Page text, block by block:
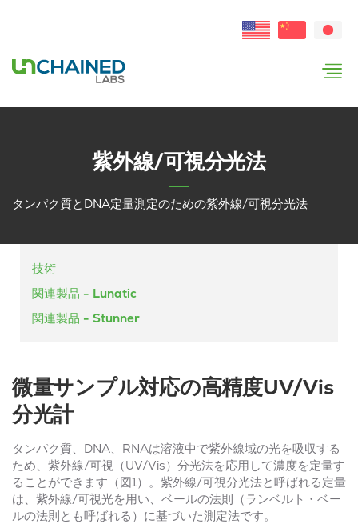
紫外線/可視分光法
タンパク質とDNA定量測定のための紫外線/可視分光法
技術
関連製品 - Lunatic
関連製品 - Stunner
微量サンプル対応の高精度UV/Vis
分光計
タンパク質、DNA、RNAは溶液中で紫外線域の光を吸収する
ため、紫外線/可視（UV/Vis）分光法を応用して濃度を定量す
ることができます（図1）。紫外線/可視分光法と呼ばれる定量
は、紫外線/可視光を用い、ベールの法則（ランベルト・ベー
ルの法則とも呼ばれる）に基づいた測定法です。